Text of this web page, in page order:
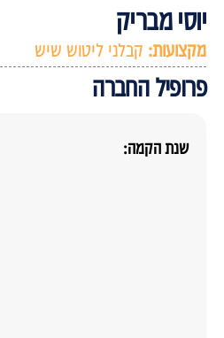
יוסי מבריק
מקצועות:קבלני ליטוש שיש
פרופיל החברה
שנת הקמה: